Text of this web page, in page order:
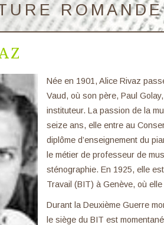
ROMANDE
Née en 1901, Alice Rivaz
Vaud, où son père, Paul
instituteur. La passion de la
seize ans, elle entre au
diplôme d’enseignement du
le métier de professeur de
sténographie. En 1925, elle
Travail (BIT) à Genève, où
Durant la Deuxième Guerre
le siège du BIT est